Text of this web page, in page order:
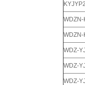
WDZN-
WDZ-
WDZ-
WDZ-